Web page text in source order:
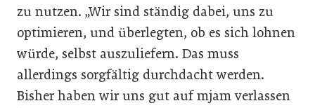
zu nutzen. „Wir sind ständig dabei, uns zu
optimieren, und überlegten, ob es sich lohnen
würde, selbst auszuliefern. Das muss
allerdings sorgfältig durchdacht werden.
Bisher haben wir uns gut auf mjam verlassen